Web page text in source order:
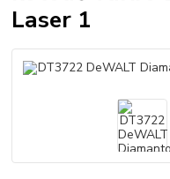
Laser 1